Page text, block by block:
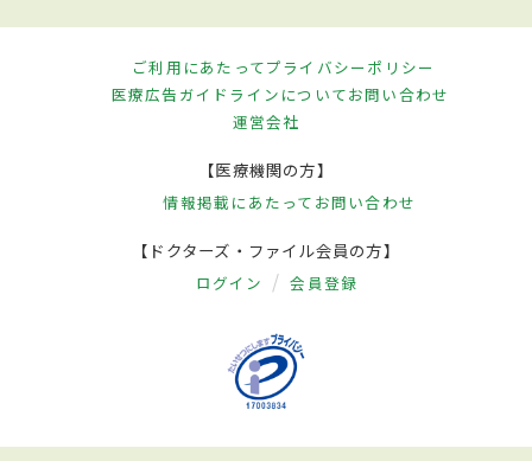
ご利用にあたってプライバシーポリシー
医療広告ガイドラインについてお問い合わせ
運営会社
【医療機関の方】
情報掲載にあたって お問い合わせ
【ドクターズ・ファイル会員の方】
ログイン 会員登録